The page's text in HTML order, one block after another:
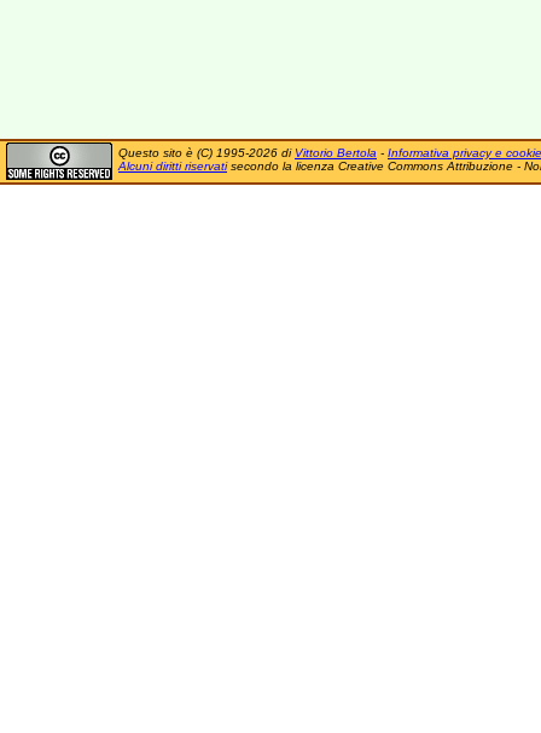
Questo sito è (C) 1995-2026 di Vittorio Bertola - Informativa privacy e cookie
Alcuni diritti riservatisecondo la licenza Creative Commons Attribuzione -